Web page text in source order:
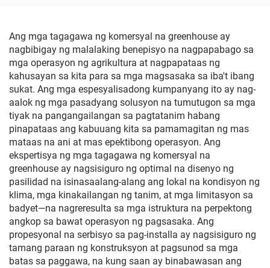
Ang mga tagagawa ng komersyal na greenhouse ay
nagbibigay ng malalaking benepisyo na nagpapabago sa
mga operasyon ng agrikultura at nagpapataas ng
kahusayan sa kita para sa mga magsasaka sa iba't ibang
sukat. Ang mga espesyalisadong kumpanyang ito ay nag-
aalok ng mga pasadyang solusyon na tumutugon sa mga
tiyak na pangangailangan sa pagtatanim habang
pinapataas ang kabuuang kita sa pamamagitan ng mas
mataas na ani at mas epektibong operasyon. Ang
ekspertisya ng mga tagagawa ng komersyal na
greenhouse ay nagsisiguro ng optimal na disenyo ng
pasilidad na isinasaalang-alang ang lokal na kondisyon ng
klima, mga kinakailangan ng tanim, at mga limitasyon sa
badyet—na nagreresulta sa mga istruktura na perpektong
angkop sa bawat operasyon ng pagsasaka. Ang
propesyonal na serbisyo sa pag-installa ay nagsisiguro ng
tamang paraan ng konstruksyon at pagsunod sa mga
batas sa paggawa, na kung saan ay binabawasan ang